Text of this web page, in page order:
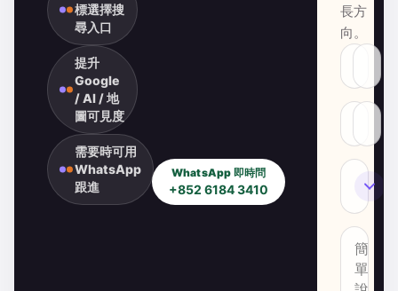
標選擇搜
尋入口
提升
Google
/ AI / 地
圖可見度
需要時可用
WhatsApp
跟進
WhatsApp 即時問
+852 6184 3410
長方
向。
SEO